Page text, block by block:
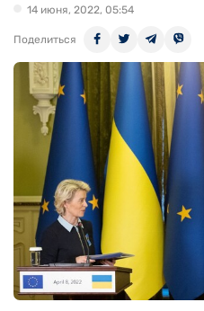
14 июня, 2022, 05:54
Поделиться